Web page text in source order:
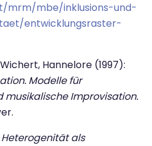
mrm/mbe/inklusions-und-
entwicklungsraster-
Hannelore (1997):
Modelle für
musikalische Improvisation.
Heterogenität als